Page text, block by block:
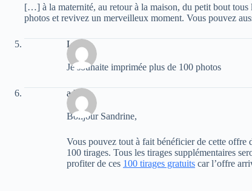
[…] à la maternité, au retour à la maison, du petit bout tous
photos et revivez un merveilleux moment. Vous pouvez
Levy
Je souhaite imprimée plus de 100 photos
admin
Bonjour Sandrine,
Vous pouvez tout à fait bénéficier de cette offre
100 tirages. Tous les tirages supplémentaires
profiter de ces 100 tirages gratuits car l’offre